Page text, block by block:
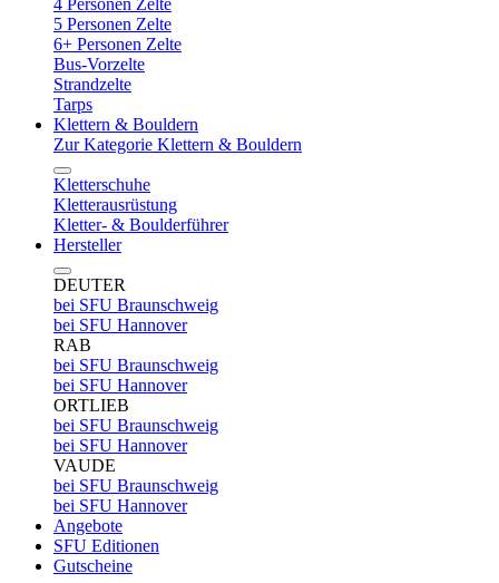
4 Personen Zelte
5 Personen Zelte
6+ Personen Zelte
Bus-Vorzelte
Strandzelte
Tarps
Klettern & Bouldern
Zur Kategorie Klettern & Bouldern
Kletterschuhe
Kletterausrüstung
Kletter- & Boulderführer
Hersteller
DEUTER
bei SFU Braunschweig
bei SFU Hannover
RAB
bei SFU Braunschweig
bei SFU Hannover
ORTLIEB
bei SFU Braunschweig
bei SFU Hannover
VAUDE
bei SFU Braunschweig
bei SFU Hannover
Angebote
SFU Editionen
Gutscheine